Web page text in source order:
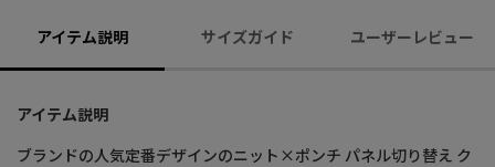
アイテム説明 サイズガイド ユーザーレビュー
アイテム説明
ブランドの人気定番デザインのニット×ポンチ パネル切り替え ク